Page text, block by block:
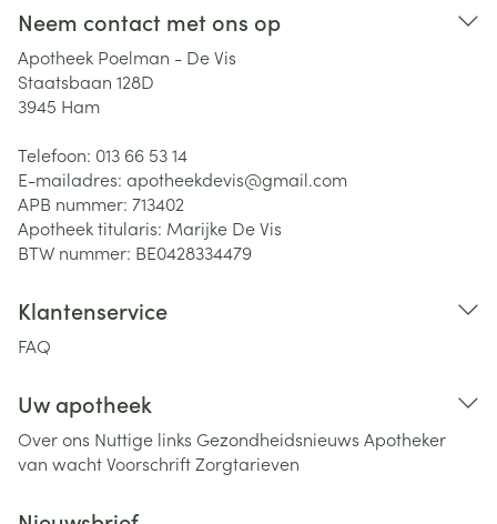
Neem contact met ons op
Apotheek Poelman - De Vis
Staatsbaan 128D
3945 Ham
Telefoon: 013 66 53 14
E-mailadres: apotheekdevis@gmail.com
APB nummer: 713402
Apotheek titularis: Marijke De Vis
BTW nummer: BE0428334479
Klantenservice
FAQ
Uw apotheek
Over ons Nuttige links Gezondheidsnieuws Apotheker
van wachtVoorschriftZorgtarieven